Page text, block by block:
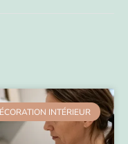
INTÉRIEUR